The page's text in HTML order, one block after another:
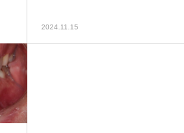
2024.11.15